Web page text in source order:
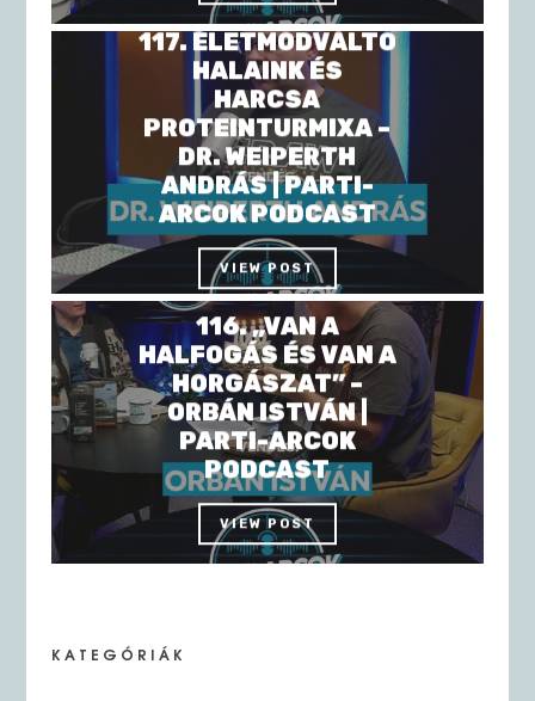
117. ÉLETMÓDVÁLTÓ
HALAINK ÉS
HARCSA
PROTEINTURMIXA –
DR. WEIPERTH
ANDRÁS | PARTI-
ARCOK PODCAST
VIEW POST
116. „VAN A
HALFOGÁS ÉS VAN A
HORGÁSZAT” –
ORBÁN ISTVÁN |
PARTI-ARCOK
PODCAST
VIEW POST
KATEGÓRIÁK